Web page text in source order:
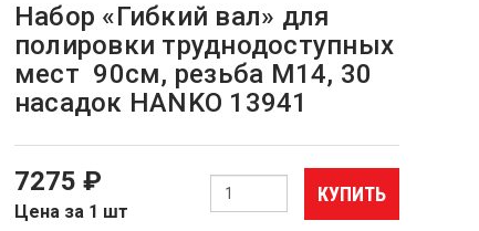
Набор «Гибкий вал» для
полировки труднодоступных
мест 90см, резьба М14, 30
насадок HANKO 13941
7275 ₽
Цена за 1 шт
КУПИТЬ